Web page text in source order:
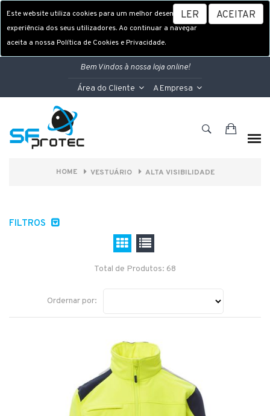
Este website utiliza cookies para um melhor desempenho e
experiência dos seus utilizadores. Ao continuar a navegar
aceita a nossa Política de Cookies e Privacidade.
LER ACEITAR
Bem Vindos à nossa loja online!
Área do Cliente A Empresa
HOME VESTUÁRIO ALTA VISIBILIDADE
FILTROS
Total de Produtos: 68
Ordernar por: